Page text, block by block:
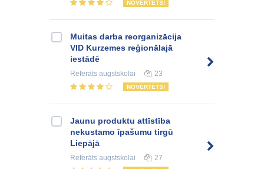
NOVĒRTĒTS!
Muitas darba reorganizācija
VID Kurzemes reģionālajā
iestādē
Referāts augstskolai 23
NOVĒRTĒTS!
Jaunu produktu attīstība
nekustamo īpašumu tirgū
Liepājā
Referāts augstskolai 27